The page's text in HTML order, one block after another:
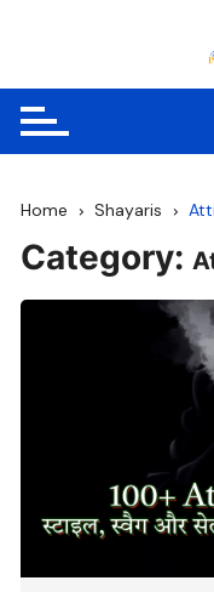
to
content
Home Shayaris
Category: